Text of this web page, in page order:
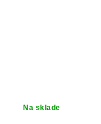
Na sklade